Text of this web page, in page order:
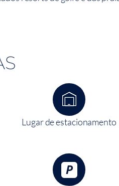
Lugar de estacionamento